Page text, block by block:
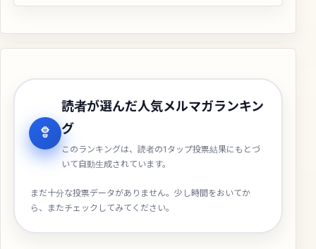
読者が選んだ人気メルマガランキン
グ
このランキングは、読者の1タップ投票結果にもとづ
いて自動生成されています。
まだ十分な投票データがありません。少し時間をおいてか
ら、またチェックしてみてください。